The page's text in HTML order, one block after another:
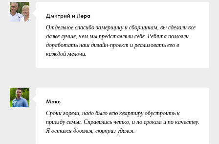
Дмитрий и Лера
Отдельное спасибо замерщику и сборщикам, вы сделали все
даже лучше, чем мы представляли себе. Ребята помогли
доработать наш дизайн-проект и реализовать его в
каждой мелочи.
Макс
Сроки горели, надо было всю квартиру обустроить к
приезду семьи. Справились четко, и по срокам и по качеству.
Я остался доволен, сюрприз удался.